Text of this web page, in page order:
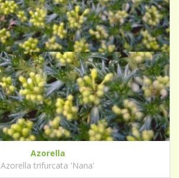
Azorella
Azorella trifurcata 'Nana'